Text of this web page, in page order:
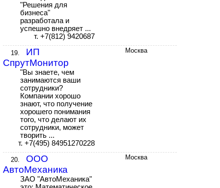
"Решения для
бизнеса"
разработала и
успешно внедряет ...
т. +7(812) 9420687
19.
ИП
СпрутМонитор
"Вы знаете, чем
занимаются ваши
сотрудники?
Компании хорошо
знают, что получение
хорошего понимания
того, что делают их
сотрудники, может
творить ...
т. +7(495) 84951270228
Москва
20.
ООО
АвтоМеханика
ЗАО "АвтоМеханика"
Москва